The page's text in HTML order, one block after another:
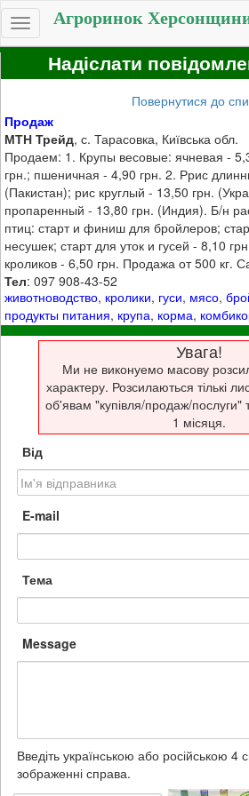
Toggle
navigation
Агроринок
Надіслати
Повернутися до
Продаж
МТН Трейд, с. Тарасовка, Київська обл.
Продаем: 1. Крупы весовые: ячневая -
грн.; пшеничная - 4,90 грн. 2. Ррис
(Пакистан); рис круглый - 13,50 грн.
пропаренный - 13,80 грн. (Индия). Б/н
птиц: старт и финиш для бройлеров;
несушек; старт для уток и гусей - 8,10
кроликов - 6,50 грн. Продажа от 500 кг.
Тел: 097 908-43-52
животноводство, кролики, гуси, мясо,
продукты питания, крупа, корма,
Увага!
Ми не виконуемо масову
характеру. Розсилаються тількі
об'явам "купівля/продаж/послуги"
1 місяця.
Від
E-mail
Тема
Message
Введіть українською або російською 4
зображенні справа.